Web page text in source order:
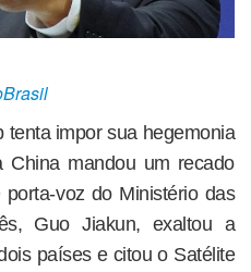
tenta impor sua hegemonia
mandou um recado
voz do Ministério das
Guo Jiakun, exaltou a
países e citou o Satélite